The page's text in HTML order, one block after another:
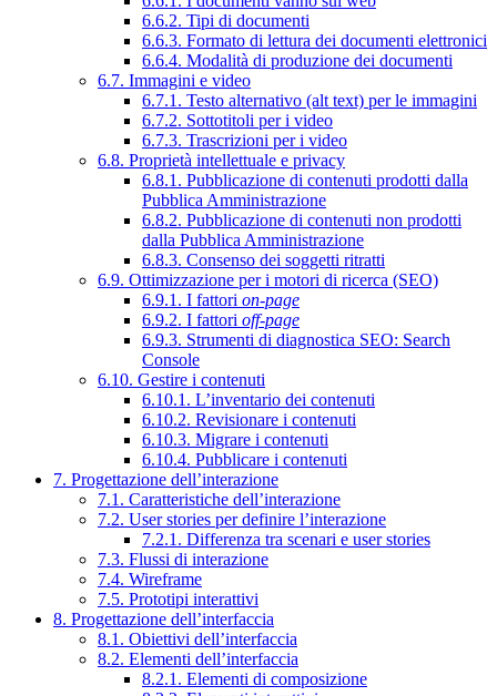
6.6.2. Tipi di documenti
6.6.3. Formato di lettura dei documenti elettronici
6.6.4. Modalità di produzione dei documenti
6.7. Immagini e video
6.7.1. Testo alternativo (alt text) per le immagini
6.7.2. Sottotitoli per i video
6.7.3. Trascrizioni per i video
6.8. Proprietà intellettuale e privacy
6.8.1. Pubblicazione di contenuti prodotti dalla
Pubblica Amministrazione
6.8.2. Pubblicazione di contenuti non prodotti
dalla Pubblica Amministrazione
6.8.3. Consenso dei soggetti ritratti
6.9. Ottimizzazione per i motori di ricerca (SEO)
6.9.1. I fattori on-page
6.9.2. I fattori off-page
6.9.3. Strumenti di diagnostica SEO: Search
Console
6.10. Gestire i contenuti
6.10.1. L’inventario dei contenuti
6.10.2. Revisionare i contenuti
6.10.3. Migrare i contenuti
6.10.4. Pubblicare i contenuti
7. Progettazione dell’interazione
7.1. Caratteristiche dell’interazione
7.2. User stories per definire l’interazione
7.2.1. Differenza tra scenari e user stories
7.3. Flussi di interazione
7.4. Wireframe
7.5. Prototipi interattivi
8. Progettazione dell’interfaccia
8.1. Obiettivi dell’interfaccia
8.2. Elementi dell’interfaccia
8.2.1. Elementi di composizione